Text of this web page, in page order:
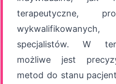
terapeutyczne,
specjalistów. W
możliwe jest
metod do stanu